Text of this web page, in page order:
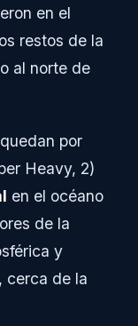
en el
restos de la
al norte de
por
Heavy, 2)
en el océano
de la
y
cerca de la